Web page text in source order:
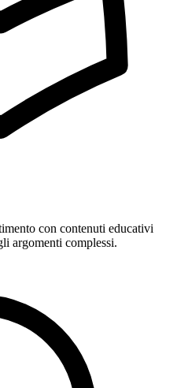
con contenuti educativi
argomenti complessi.